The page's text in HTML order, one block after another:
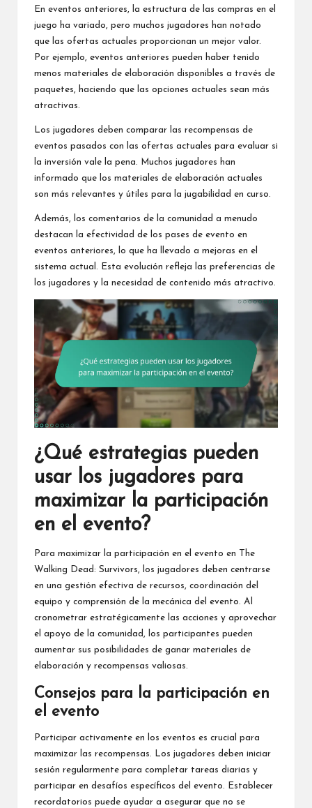
En eventos anteriores, la estructura de las compras en el
juego ha variado, pero muchos jugadores han notado
que las ofertas actuales proporcionan un mejor valor.
Por ejemplo, eventos anteriores pueden haber tenido
menos materiales de elaboración disponibles a través de
paquetes, haciendo que las opciones actuales sean más
atractivas.
Los jugadores deben comparar las recompensas de
eventos pasados con las ofertas actuales para evaluar si
la inversión vale la pena. Muchos jugadores han
informado que los materiales de elaboración actuales
son más relevantes y útiles para la jugabilidad en curso.
Además, los comentarios de la comunidad a menudo
destacan la efectividad de los pases de evento en
eventos anteriores, lo que ha llevado a mejoras en el
sistema actual. Esta evolución refleja las preferencias de
los jugadores y la necesidad de contenido más atractivo.
¿Qué estrategias pueden
usar los jugadores para
maximizar la participación
en el evento?
Para maximizar la participación en el evento en The
Walking Dead: Survivors, los jugadores deben centrarse
en una gestión efectiva de recursos, coordinación del
equipo y comprensión de la mecánica del evento. Al
cronometrar estratégicamente las acciones y aprovechar
el apoyo de la comunidad, los participantes pueden
aumentar sus posibilidades de ganar materiales de
elaboración y recompensas valiosas.
Consejos para la participación en
el evento
Participar activamente en los eventos es crucial para
maximizar las recompensas. Los jugadores deben iniciar
sesión regularmente para completar tareas diarias y
participar en desafíos específicos del evento. Establecer
recordatorios puede ayudar a asegurar que no se